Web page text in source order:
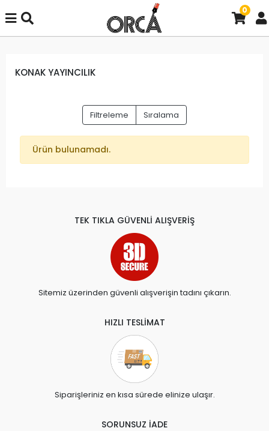
0
KONAK YAYINCILIK
Filtreleme Sıralama
Ürün bulunamadı.
TEK TIKLA GÜVENLİ ALIŞVERİŞ
Sitemiz üzerinden güvenli alışverişin tadını çıkarın.
HIZLI TESLİMAT
Siparişleriniz en kısa sürede elinize ulaşır.
SORUNSUZ İADE